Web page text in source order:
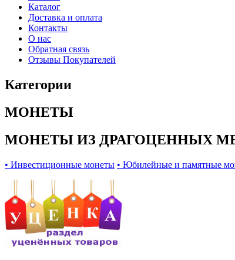
Каталог
Доставка и оплата
Контакты
О нас
Обратная связь
Отзывы Покупателей
Категории
МОНЕТЫ
МОНЕТЫ ИЗ ДРАГОЦЕННЫХ
• Инвестиционные монеты • Юбилейные и памятные